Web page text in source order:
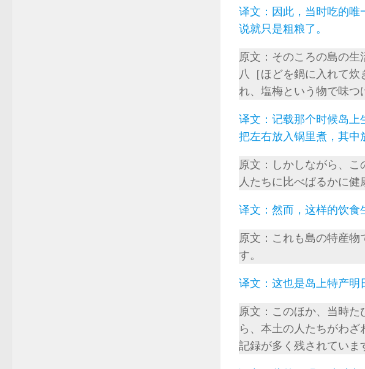
译文：因此，当时吃的
说就只是粗粮了。
原文：そのころの島の
八［ほどを鍋に入れて
れ、塩梅という物で味つ
译文：记载那个时候岛上
把左右放入锅里煮，其中
原文：しかしながら、
人たちに比べぱるかに健
译文：然而，这样的饮食
原文：これも島の特産
す。
译文：这也是岛上特产明
原文：このほか、当時
ら、本土の人たちがわ
記録が多く残されていま